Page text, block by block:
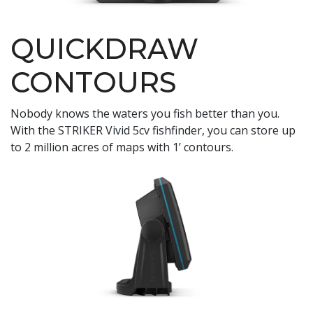
QUICKDRAW
CONTOURS
Nobody knows the waters you fish better than you.
With the STRIKER Vivid 5cv fishfinder, you can store up
to 2 million acres of maps with 1’ contours.